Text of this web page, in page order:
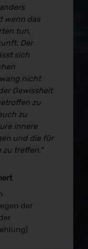
wenn das
tun,
Der
sich
nicht
Gewissheit
zu
zu
innere
und die für
treffen.“
der